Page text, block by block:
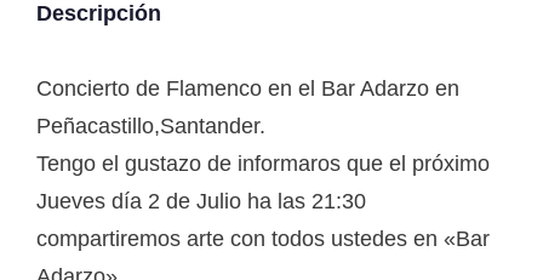
Descripción
Concierto de Flamenco en el Bar Adarzo en
Peñacastillo,Santander.
Tengo el gustazo de informaros que el próximo
Jueves día 2 de Julio ha las 21:30
compartiremos arte con todos ustedes en «Bar